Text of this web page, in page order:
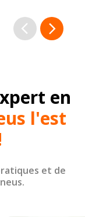
en
l'est
et de